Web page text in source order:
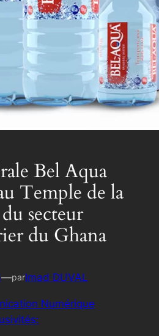
Bel Aqua
Temple de la
secteur
du Ghana
—parImad DUVAL
Numérique